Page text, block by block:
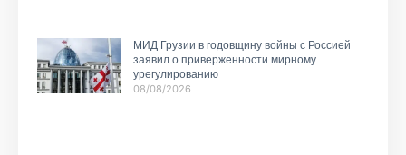
МИД Грузии в годовщину войны с Россией
заявил о приверженности мирному
урегулированию
08/08/2026